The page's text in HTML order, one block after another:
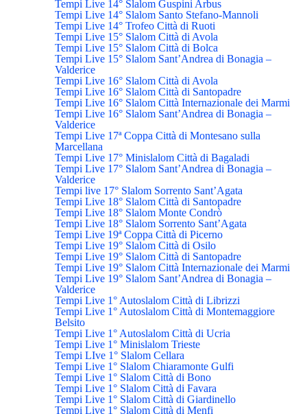
Tempi Live 14° Slalom Guspini Arbus
Tempi Live 14° Slalom Santo Stefano-Mannoli
Tempi Live 14° Trofeo Città di Ruoti
Tempi Live 15° Slalom Città di Avola
Tempi Live 15° Slalom Città di Bolca
Tempi Live 15° Slalom Sant’Andrea di Bonagia –
Valderice
Tempi Live 16° Slalom Città di Avola
Tempi Live 16° Slalom Città di Santopadre
Tempi Live 16° Slalom Città Internazionale dei Marmi
Tempi Live 16° Slalom Sant’Andrea di Bonagia –
Valderice
Tempi Live 17ª Coppa Città di Montesano sulla
Marcellana
Tempi Live 17° Minislalom Città di Bagaladi
Tempi Live 17° Slalom Sant’Andrea di Bonagia –
Valderice
Tempi live 17° Slalom Sorrento Sant’Agata
Tempi Live 18° Slalom Città di Santopadre
Tempi Live 18° Slalom Monte Condrò
Tempi Live 18° Slalom Sorrento Sant’Agata
Tempi Live 19ª Coppa Città di Picerno
Tempi Live 19° Slalom Città di Osilo
Tempi Live 19° Slalom Città di Santopadre
Tempi Live 19° Slalom Città Internazionale dei Marmi
Tempi Live 19° Slalom Sant’Andrea di Bonagia –
Valderice
Tempi Live 1° Autoslalom Città di Librizzi
Tempi Live 1° Autoslalom Città di Montemaggiore
Belsito
Tempi Live 1° Autoslalom Città di Ucria
Tempi Live 1° Minislalom Trieste
Tempi LIve 1° Slalom Cellara
Tempi Live 1° Slalom Chiaramonte Gulfi
Tempi Live 1° Slalom Città di Bono
Tempi Live 1° Slalom Città di Favara
Tempi Live 1° Slalom Città di Giardinello
Tempi Live 1° Slalom Città di Menfi